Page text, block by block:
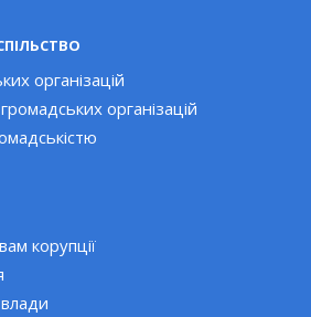
організацій
організацій
корупції